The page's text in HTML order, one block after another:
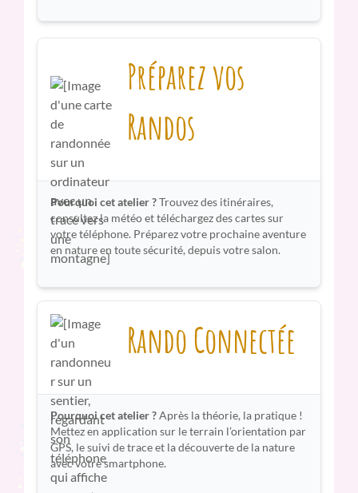
Préparez vos
Randos
Pourquoi cet atelier ?Trouvez des itinéraires,
consultez la météo et téléchargez des cartes sur
votre téléphone. Préparez votre prochaine aventure
en nature en toute sécurité, depuis votre salon.
Rando Connectée
Pourquoi cet atelier ?Après la théorie, la pratique !
Mettez en application sur le terrain l’orientation par
GPS, le suivi de trace et la découverte de la nature
avec votre smartphone.